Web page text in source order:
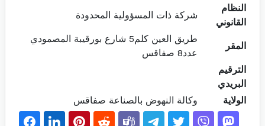
النظام
القانوني
شركة ذات المسؤولية المحدودة
المقر
طريق العين كلم5 شارع بورقيبة المصمودي
عدد8 صفاقس
الترقيم
البريدي
الولاية
وكالة النهوض بالصناعة صفاقس